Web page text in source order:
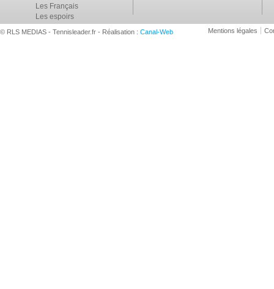
Les Français
Les espoirs
© RLS MEDIAS - Tennisleader.fr - Réalisation : Canal-Web Mentions légales